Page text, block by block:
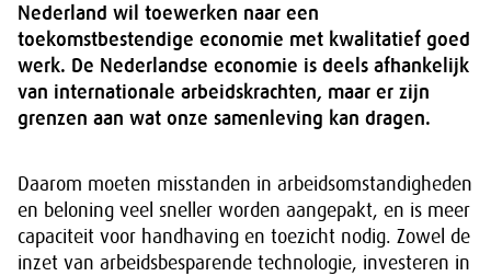
Nederland wil toewerken naar een
toekomstbestendige economie met kwalitatief goed
werk. De Nederlandse economie is deels afhankelijk
van internationale arbeidskrachten, maar er zijn
grenzen aan wat onze samenleving kan dragen.
Daarom moeten misstanden in arbeidsomstandigheden
en beloning veel sneller worden aangepakt, en is meer
capaciteit voor handhaving en toezicht nodig. Zowel de
inzet van arbeidsbesparende technologie, investeren in